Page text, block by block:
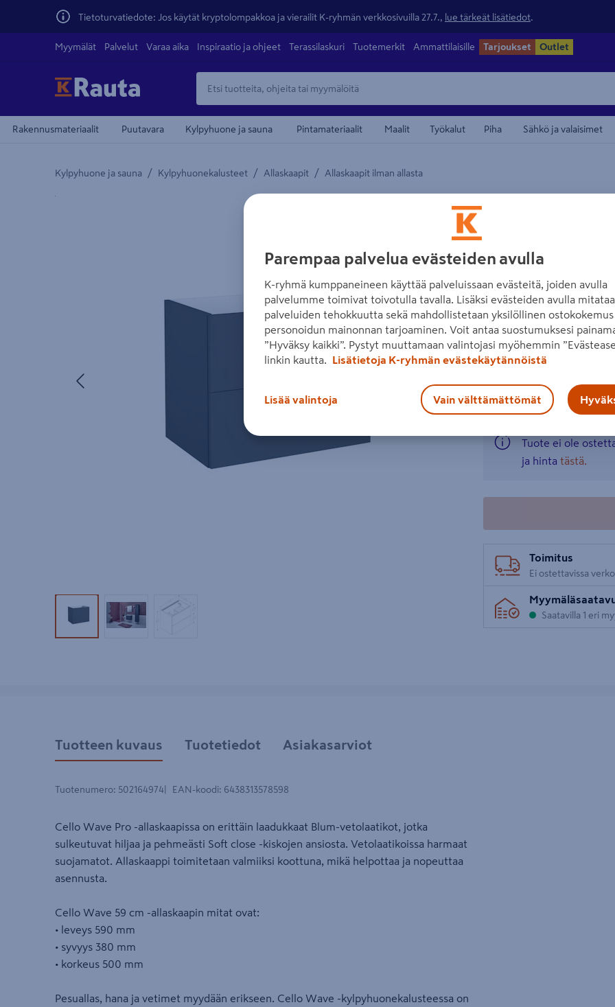
Tietoturvatiedote: Jos käytät kryptolompakkoa ja vierailit K-ryhmän verkkosivuilla 27.7., lue tärkeät lisätiedot
Myymälät Palvelut Varaa aika Inspiraatio ja ohjeet Terassilaskuri Tuotemerkit Ammattilaisille Tarjoukset Outlet
Rakennusmateriaalit Puutavara Kylpyhuone ja sauna Pintamateriaalit Maalit Työkalut Piha Sähkö ja valaisimet
Kylpyhuone ja sauna / Kylpyhuonekalusteet / Allaskaapit / Allaskaapit ilman allasta
Yksityiskohtainen kuvaus löytyy Tuotteen kuvaus -maamerkistä
Tuotekuva 1Tuotekuva 2Tuotekuva 3
Allaskaappi
grafiitinharmaa
Cello Wave -malliston 59
aukeavat sekä
Runko on helppohoitoista
Lue koko tuotekuvaus
Katso liitetiedostot
Tuote ei ole
ja hinta tästä.
Toimitus
Ei ostettavissa
Saatavilla 1 eri
Tuotteen kuvaus Tuotetiedot Asiakasarviot
Tuotenumero: 502164974 EAN-koodi: 6438313578598
Cello Wave Pro -allaskaapissa on erittäin laadukkaat Blum-vetolaatikot, jotka
sulkeutuvat hiljaa ja pehmeästi Soft close -kiskojen ansiosta. Vetolaatikoissa harmaat
suojamatot. Allaskaappi toimitetaan valmiiksi koottuna, mikä helpottaa ja nopeuttaa
asennusta.
Cello Wave 59 cm -allaskaapin mitat ovat:
• leveys 590 mm
• syvyys 380 mm
• korkeus 500 mm
Pesuallas, hana ja vetimet myydään erikseen. Cello Wave -kylpyhuonekalusteessa on
Parempaa palvelua evästeiden avulla
K-ryhmä kumppaneineen käyttää palveluissaan evästeitä, joiden avulla
palvelumme toimivat toivotulla tavalla. Lisäksi evästeiden avulla
palveluiden tehokkuutta sekä mahdollistetaan yksilöllinen ostokokemus
personoidun mainonnan tarjoaminen. Voit antaa suostumuksesi
”Hyväksy kaikki”. Pystyt muuttamaan valintojasi myöhemmin
linkin kautta.
Lisätietoja K-ryhmän evästekäytännöistä
Lisää valintoja Vain välttämättömät